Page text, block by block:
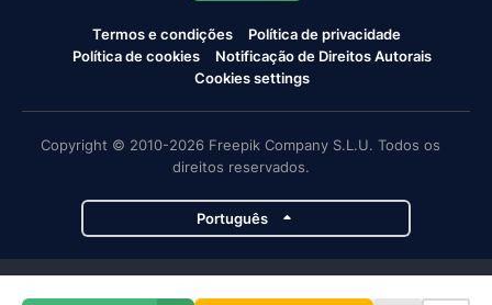
Termos e condições
Política de privacidade
Política de cookies
Notificação de Direitos Autorais
Cookies settings
Copyright © 2010-2026 Freepik Company S.L.U. Todos os
direitos reservados.
Português